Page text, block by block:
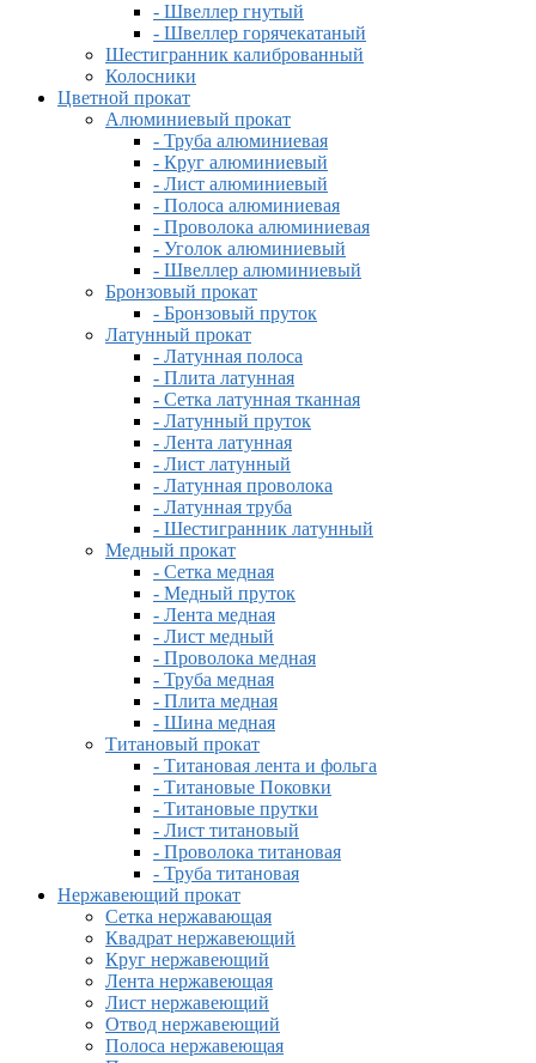
- Швеллер гнутый
- Швеллер горячекатаный
Шестигранник калиброванный
Колосники
Цветной прокат
Алюминиевый прокат
- Труба алюминиевая
- Круг алюминиевый
- Лист алюминиевый
- Полоса алюминиевая
- Проволока алюминиевая
- Уголок алюминиевый
- Швеллер алюминиевый
Бронзовый прокат
- Бронзовый пруток
Латунный прокат
- Латунная полоса
- Плита латунная
- Сетка латунная тканная
- Латунный пруток
- Лента латунная
- Лист латунный
- Латунная проволока
- Латунная труба
- Шестигранник латунный
Медный прокат
- Сетка медная
- Медный пруток
- Лента медная
- Лист медный
- Проволока медная
- Труба медная
- Плита медная
- Шина медная
Титановый прокат
- Титановая лента и фольга
- Титановые Поковки
- Титановые прутки
- Лист титановый
- Проволока титановая
- Труба титановая
Нержавеющий прокат
Сетка нержавающая
Квадрат нержавеющий
Круг нержавеющий
Лента нержавеющая
Лист нержавеющий
Отвод нержавеющий
Полоса нержавеющая